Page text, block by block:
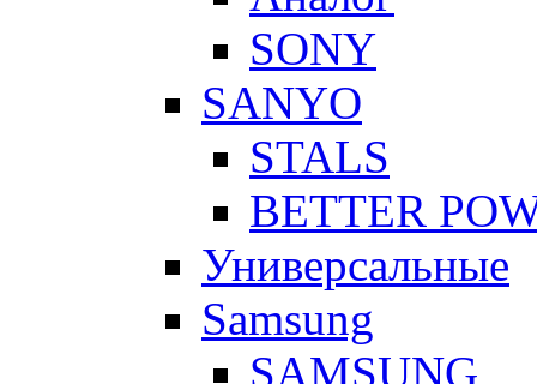
SONY
SANYO
STALS
BETTER
Универсальные
Samsung
SAMSUNG